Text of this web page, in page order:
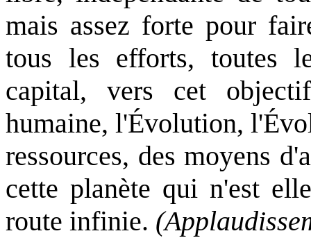
mais assez forte pour
tous les efforts, toutes
capital, vers cet
humaine, l'Évolution,
ressources, des moyens
cette planète qui n'est
route infinie.